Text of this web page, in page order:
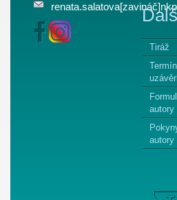
Tiráž
autory
autory